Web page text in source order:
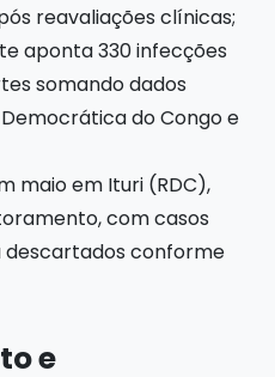
reavaliações clínicas;
aponta 330 infecções
somando dados
do Congo e
maio em Ituri (RDC),
com casos
descartados conforme
e